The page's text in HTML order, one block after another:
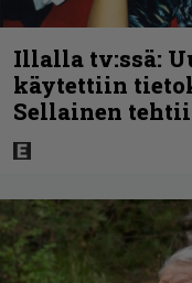
Illalla tv:ssä:
käytettiin
Sellainen